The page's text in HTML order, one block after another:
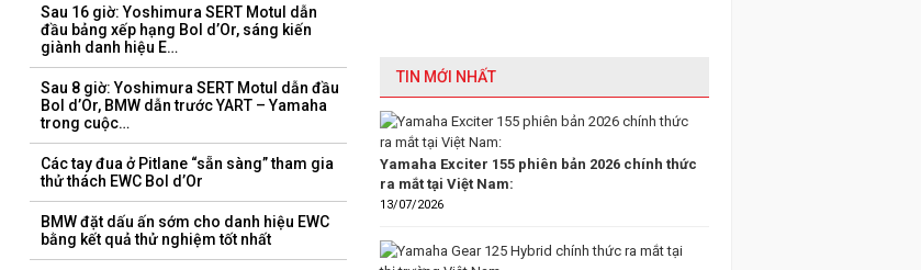
Sau 16 giờ: Yoshimura SERT Motul dẫn
đầu bảng xếp hạng Bol d’Or, sáng kiến ​​
giành danh hiệu E…
Sau 8 giờ: Yoshimura SERT Motul dẫn đầu
Bol d’Or, BMW dẫn trước YART – Yamaha
trong cuộc…
Các tay đua ở Pitlane “sẵn sàng” tham gia
thử thách EWC Bol d’Or
BMW đặt dấu ấn sớm cho danh hiệu EWC
bằng kết quả thử nghiệm tốt nhất
TIN MỚI NHẤT
Yamaha Exciter 155 phiên bản 2026 chính thức
ra mắt tại Việt Nam:
13/07/2026